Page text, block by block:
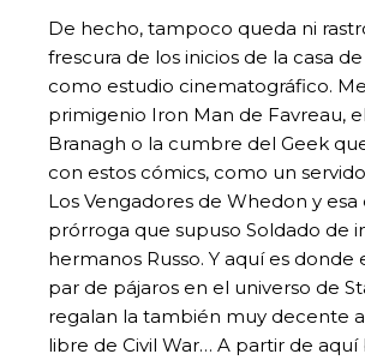
De hecho, tampoco queda ni
frescura de los inicios de la casa
como estudio cinematográfico.
primigenio Iron Man de Favreau,
Branagh o la cumbre del Geek
con estos cómics, como un
Los Vengadores de Whedon y esa
prórroga que supuso Soldado de
hermanos Russo. Y aquí es donde
par de pájaros en el universo de
regalan la también muy decente
libre de Civil War… A partir de